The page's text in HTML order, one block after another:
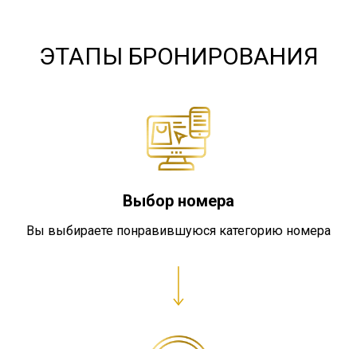
ЭТАПЫ БРОНИРОВАНИЯ
Выбор номера
Вы выбираете понравившуюся категорию номера